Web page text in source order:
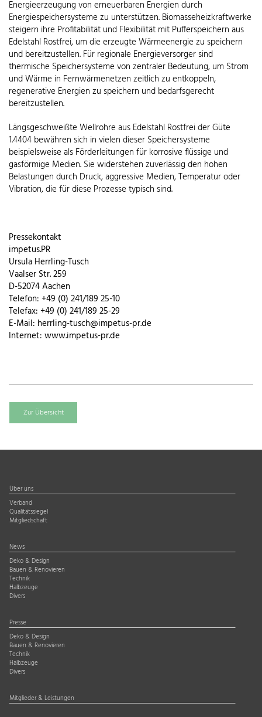
Energieerzeugung von erneuerbaren Energien durch
Energiespeichersysteme zu unterstützen. Biomasseheizkraftwerke
steigern ihre Profitabilität und Flexibilität mit Pufferspeichern aus
Edelstahl Rostfrei, um die erzeugte Wärmeenergie zu speichern
und bereitzustellen. Für regionale Energieversorger sind
thermische Speichersysteme von zentraler Bedeutung, um Strom
und Wärme in Fernwärmenetzen zeitlich zu entkoppeln,
regenerative Energien zu speichern und bedarfsgerecht
bereitzustellen.
Längsgeschweißte Wellrohre aus Edelstahl Rostfrei der Güte
1.4404 bewähren sich in vielen dieser Speichersysteme
beispielsweise als Förderleitungen für korrosive flüssige und
gasförmige Medien. Sie widerstehen zuverlässig den hohen
Belastungen durch Druck, aggressive Medien, Temperatur oder
Vibration, die für diese Prozesse typisch sind.
Pressekontakt
impetus.PR
Ursula Herrling-Tusch
Vaalser Str. 259
D-52074 Aachen
Telefon: +49 (0) 241/189 25-10
Telefax: +49 (0) 241/189 25-29
E-Mail: herrling-tusch@impetus-pr.de
Internet: www.impetus-pr.de
Zur Übersicht
Über uns
Verband
Qualitätssiegel
Mitgliedschaft
News
Deko & Design
Bauen & Renovieren
Technik
Halbzeuge
Divers
Presse
Deko & Design
Bauen & Renovieren
Technik
Halbzeuge
Divers
Mitglieder & Leistungen